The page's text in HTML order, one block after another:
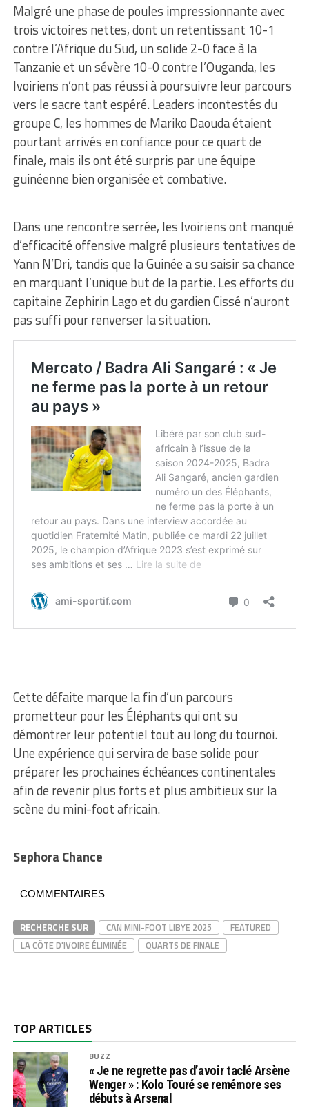
Malgré une phase de poules impressionnante avec
trois victoires nettes, dont un retentissant 10-1
contre l’Afrique du Sud, un solide 2-0 face à la
Tanzanie et un sévère 10-0 contre l’Ouganda, les
Ivoiriens n’ont pas réussi à poursuivre leur parcours
vers le sacre tant espéré. Leaders incontestés du
groupe C, les hommes de Mariko Daouda étaient
pourtant arrivés en confiance pour ce quart de
finale, mais ils ont été surpris par une équipe
guinéenne bien organisée et combative.
Dans une rencontre serrée, les Ivoiriens ont manqué
d’efficacité offensive malgré plusieurs tentatives de
Yann N’Dri, tandis que la Guinée a su saisir sa chance
en marquant l’unique but de la partie. Les efforts du
capitaine Zephirin Lago et du gardien Cissé n’auront
pas suffi pour renverser la situation.
Cette défaite marque la fin d’un parcours
prometteur pour les Éléphants qui ont su
démontrer leur potentiel tout au long du tournoi.
Une expérience qui servira de base solide pour
préparer les prochaines échéances continentales
afin de revenir plus forts et plus ambitieux sur la
scène du mini-foot africain.
Sephora Chance
COMMENTAIRES
RECHERCHE SUR CAN MINI-FOOT LIBYE 2025
FEATURED
LA CÔTE D'IVOIRE ÉLIMINÉE
QUARTS DE FINALE
TOP ARTICLES
BUZZ
« Je ne regrette pas d’avoir taclé Arsène
Wenger » : Kolo Touré se remémore ses
débuts à Arsenal